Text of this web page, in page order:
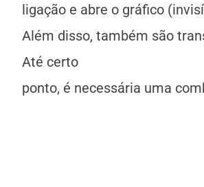
ligação e abre o gráfico
Além disso, também são
Até certo
ponto, é necessária uma